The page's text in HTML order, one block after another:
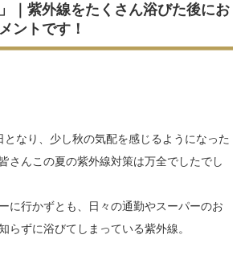
｜紫外線をたくさん浴びた後にお
ントです！
となり、少し秋の気配を感じるようになった
さんこの夏の紫外線対策は万全でしたでし
に行かずとも、日々の通勤やスーパーのお
らずに浴びてしまっている紫外線。